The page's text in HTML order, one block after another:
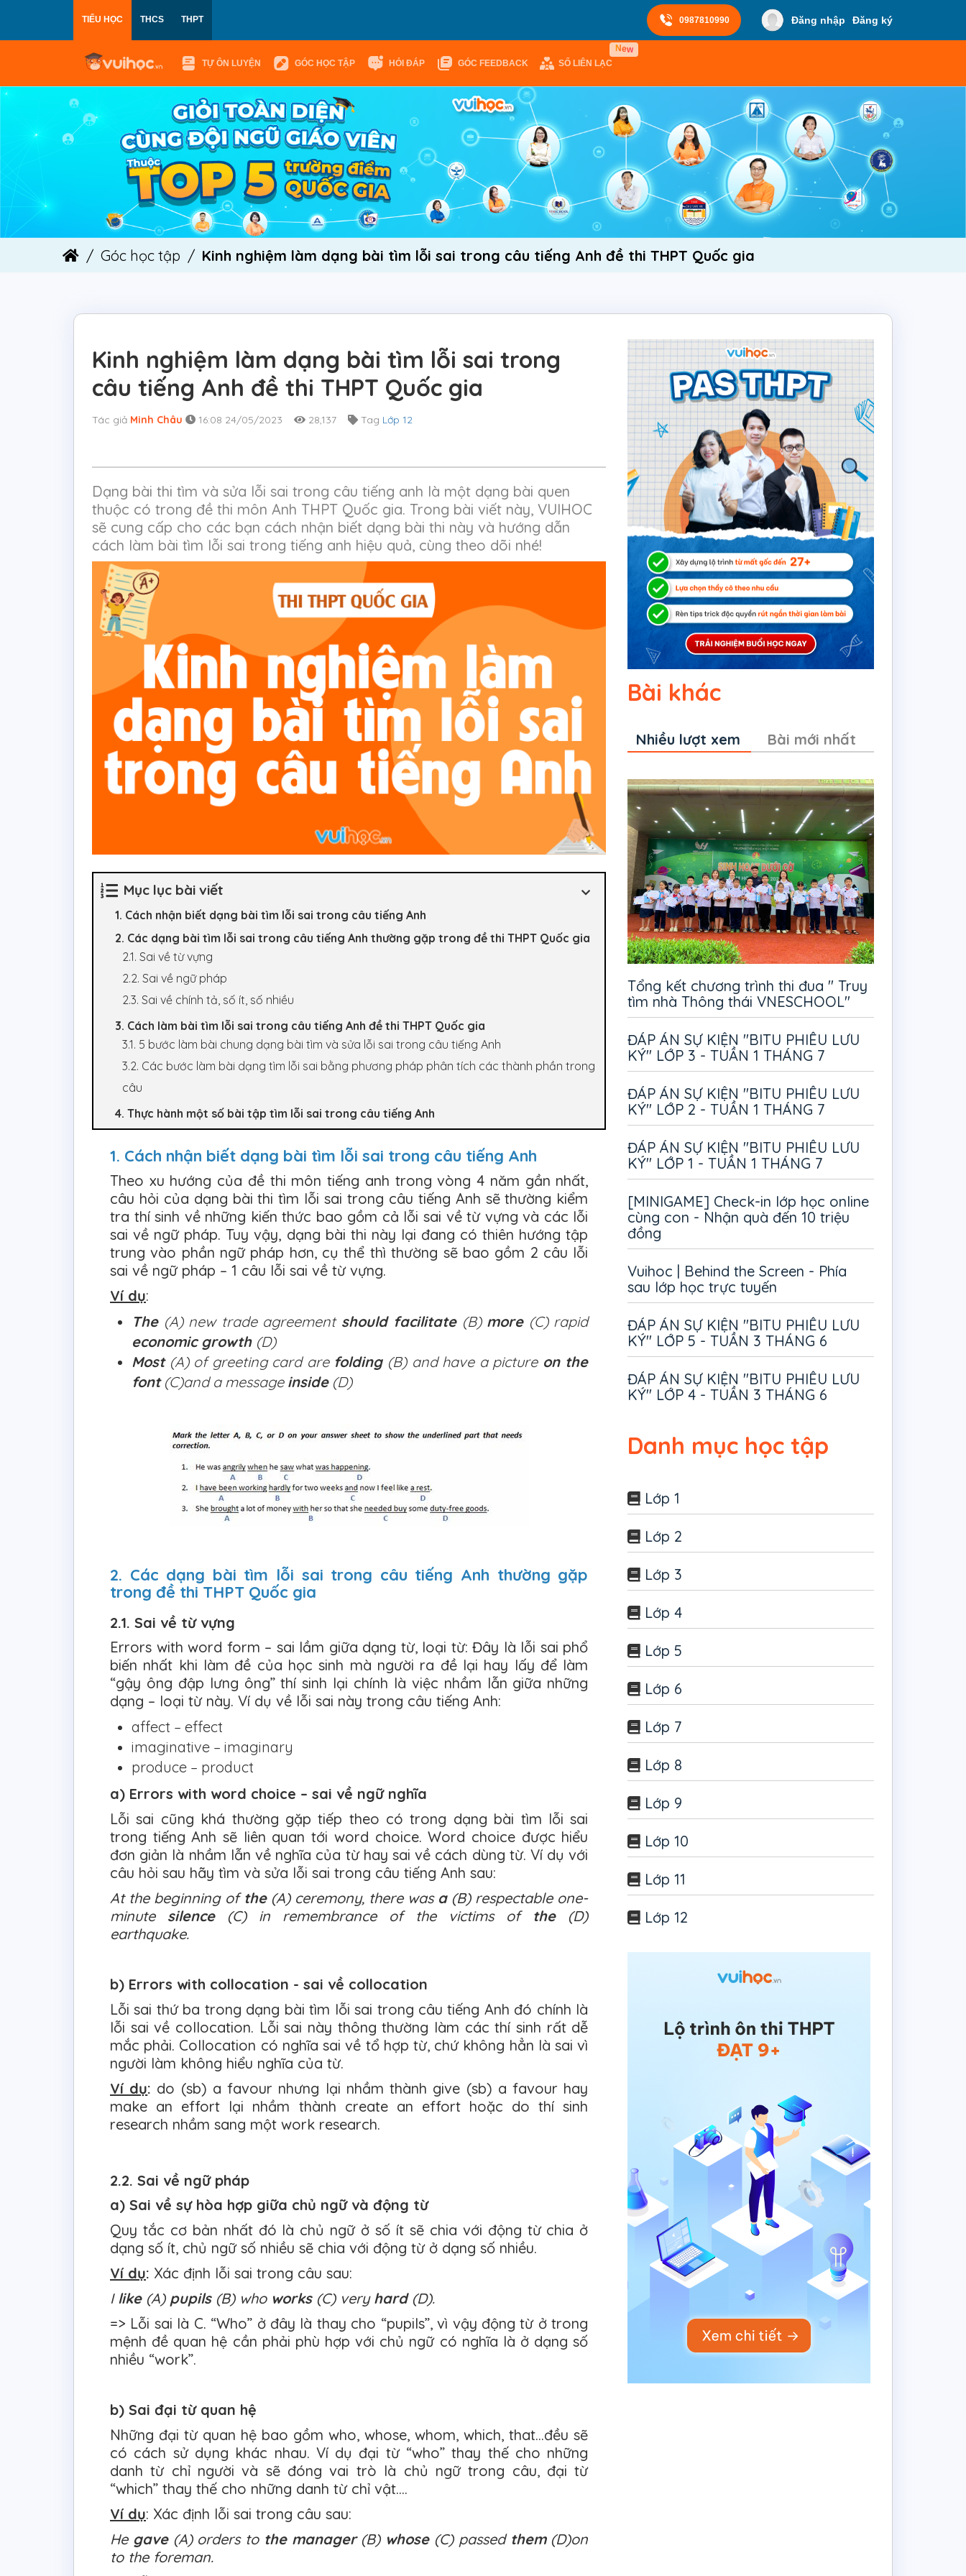
TIỂU HỌC THCS THPT 0987810990 Đăng nhập Đăng ký
TỰ ÔN LUYỆN GÓC HỌC TẬP HỎI ĐÁP GÓC FEEDBACK SỔ LIÊN LẠC
New
Góc học tập Kinh nghiệm làm dạng bài tìm lỗi sai trong câu tiếng Anh đề thi THPT Quốc gia
Kinh nghiệm làm dạng bài tìm lỗi sai trong
câu tiếng Anh đề thi THPT Quốc gia
Tác giả Minh Châu 16:08 24/05/2023 28,137 Tag Lớp 12
Dạng bài thi tìm và sửa lỗi sai trong câu tiếng anh là một dạng bài quen
thuộc có trong đề thi môn Anh THPT Quốc gia. Trong bài viết này, VUIHOC
sẽ cung cấp cho các bạn cách nhận biết dạng bài thi này và hướng dẫn
cách làm bài tìm lỗi sai trong tiếng anh hiệu quả, cùng theo dõi nhé!
Mục lục bài viết
1. Cách nhận biết dạng bài tìm lỗi sai trong câu tiếng Anh
2. Các dạng bài tìm lỗi sai trong câu tiếng Anh thường gặp trong đề thi THPT Quốc gia
2.1. Sai về từ vựng
2.2. Sai về ngữ pháp
2.3. Sai về chính tả, số ít, số nhiều
3. Cách làm bài tìm lỗi sai trong câu tiếng Anh đề thi THPT Quốc gia
3.1. 5 bước làm bài chung dạng bài tìm và sửa lỗi sai trong câu tiếng Anh
3.2. Các bước làm bài dạng tìm lỗi sai bằng phương pháp phân tích các thành phần trong
câu
4. Thực hành một số bài tập tìm lỗi sai trong câu tiếng Anh
1. Cách nhận biết dạng bài tìm lỗi sai trong câu tiếng Anh
Theo xu hướng của đề thi môn tiếng anh trong vòng 4 năm gần nhất,
câu hỏi của dạng bài thi tìm lỗi sai trong câu tiếng Anh sẽ thường kiểm
tra thí sinh về những kiến thức bao gồm cả lỗi sai về từ vựng và các lỗi
sai về ngữ pháp. Tuy vậy, dạng bài thi này lại đang có thiên hướng tập
trung vào phần ngữ pháp hơn, cụ thể thì thường sẽ bao gồm 2 câu lỗi
sai về ngữ pháp – 1 câu lỗi sai về từ vựng.
Ví dụ:
The(A) new trade agreement should facilitate(B) more(C) rapid
economic growth (D)
Most(A) of greeting card are folding(B) and have a picture on the
font(C)and a message inside(D)
2. Các dạng bài tìm lỗi sai trong câu tiếng Anh thường gặp
trong đề thi THPT Quốc gia
2.1. Sai về từ vựng
Errors with word form – sai lầm giữa dạng từ, loại từ: Đây là lỗi sai phổ
biến nhất khi làm đề của học sinh mà người ra đề lại hay lấy để làm
“gậy ông đập lưng ông” thí sinh lại chính là việc nhầm lẫn giữa những
dạng – loại từ này. Ví dụ về lỗi sai này trong câu tiếng Anh:
affect – effect
imaginative – imaginary
produce – product
a) Errors with word choice – sai về ngữ nghĩa
Lỗi sai cũng khá thường gặp tiếp theo có trong dạng bài tìm lỗi sai
trong tiếng Anh sẽ liên quan tới word choice. Word choice được hiểu
đơn giản là nhầm lẫn về nghĩa của từ hay sai về cách dùng từ. Ví dụ với
câu hỏi sau hãy tìm và sửa lỗi sai trong câu tiếng Anh sau:
At the beginning of the (A) ceremony, there was a(B) respectable one-
minute silence(C) in remembrance of the victims ofthe(D)
earthquake.
b) Errors with collocation - sai về collocation
Lỗi sai thứ ba trong dạng bài tìm lỗi sai trong câu tiếng Anh đó chính là
lỗi sai về collocation. Lỗi sai này thông thường làm các thí sinh rất dễ
mắc phải. Collocation có nghĩa sai về tổ hợp từ, chứ không hẳn là sai vì
người làm không hiểu nghĩa của từ.
Ví dụ: do (sb) a favour nhưng lại nhầm thành give (sb) a favour hay
make an effort lại nhầm thành create an effort hoặc do thí sinh
research nhầm sang một work research.
2.2. Sai về ngữ pháp
a) Sai về sự hòa hợp giữa chủ ngữ và động từ
Quy tắc cơ bản nhất đó là chủ ngữ ở số ít sẽ chia với động từ chia ở
dạng số ít, chủ ngữ số nhiều sẽ chia với động từ ở dạng số nhiều.
Ví dụ: Xác định lỗi sai trong câu sau:
Ilike (A) pupils(B) who works(C) very hard(D).
=> Lỗi sai là C. “Who” ở đây là thay cho “pupils”, vì vậy động từ ở trong
mệnh đề quan hệ cần phải phù hợp với chủ ngữ có nghĩa là ở dạng số
nhiều “work”.
b) Sai đại từ quan hệ
Những đại từ quan hệ bao gồm who, whose, whom, which, that…đều sẽ
có cách sử dụng khác nhau. Ví dụ đại từ “who” thay thế cho những
danh từ chỉ người và sẽ đóng vai trò là chủ ngữ trong câu, đại từ
“which” thay thế cho những danh từ chỉ vật….
Ví dụ: Xác định lỗi sai trong câu sau:
He gave(A) orders to the manager (B) whose(C) passed them(D)on
to the foreman.
Bài khác
Nhiều lượt xem Bài mới nhất
Tổng kết chương trình thi đua " Truy
tìm nhà Thông thái VNESCHOOL"
ĐÁP ÁN SỰ KIỆN "BITU PHIÊU LƯU
KÝ" LỚP 3 - TUẦN 1 THÁNG 7
ĐÁP ÁN SỰ KIỆN "BITU PHIÊU LƯU
KÝ" LỚP 2 - TUẦN 1 THÁNG 7
ĐÁP ÁN SỰ KIỆN "BITU PHIÊU LƯU
KÝ" LỚP 1 - TUẦN 1 THÁNG 7
[MINIGAME] Check-in lớp học online
cùng con - Nhận quà đến 10 triệu
đồng
Vuihoc | Behind the Screen - Phía
sau lớp học trực tuyến
ĐÁP ÁN SỰ KIỆN "BITU PHIÊU LƯU
KÝ" LỚP 5 - TUẦN 3 THÁNG 6
ĐÁP ÁN SỰ KIỆN "BITU PHIÊU LƯU
KÝ" LỚP 4 - TUẦN 3 THÁNG 6
Danh mục học tập
Lớp 1
Lớp 2
Lớp 3
Lớp 4
Lớp 5
Lớp 6
Lớp 7
Lớp 8
Lớp 9
Lớp 10
Lớp 11
Lớp 12